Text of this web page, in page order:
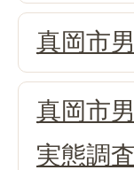
真岡市
真岡市
実態調